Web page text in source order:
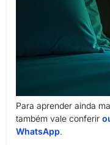
Para aprender ainda
também vale conferir
WhatsApp.